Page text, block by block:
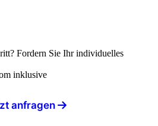
Fordern Sie Ihr individuelles
inklusive
anfragen